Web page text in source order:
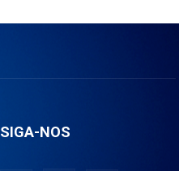
SIGA-NOS